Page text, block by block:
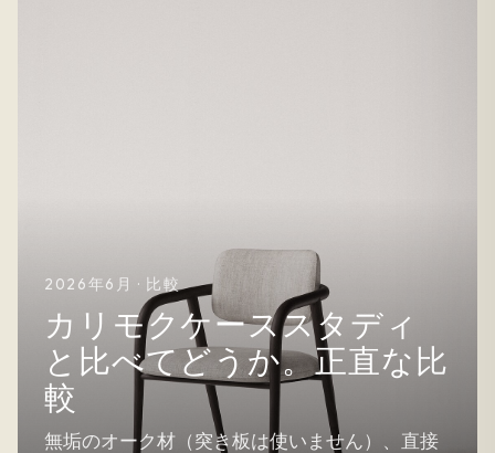
2026年6月 · 比較
カリモクケーススタディ
と比べてどうか。正直な比
較
無垢のオーク材（突き板は使いません）、直接